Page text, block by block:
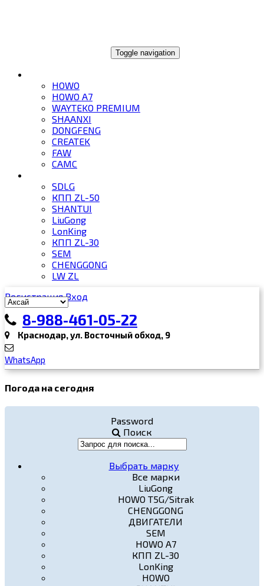
Toggle navigation
HOWO
HOWO A7
WAYTEKO PREMIUM
SHAANXI
DONGFENG
CREATEK
FAW
CAMC
SDLG
КПП ZL-50
SHANTUI
LiuGong
LonKing
КПП ZL-30
SEM
CHENGGONG
LW ZL
Регистрация Вход
8-988-461-05-22
Краснодар, ул. Восточный обход, 9
WhatsApp
Погода на сегодня
Password
Поиск
Выбрать марку
Все марки
LiuGong
HOWO T5G/Sitrak
CHENGGONG
ДВИГАТЕЛИ
SEM
HOWO A7
КПП ZL-30
LonKing
HOWO